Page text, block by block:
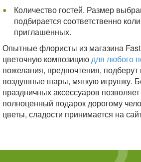
Количество гостей. Размер
подбирается соответственно
приглашенных.
Опытные флористы из магазина
цветочную композициюдля любого
пожелания, предпочтения, подберут
воздушные шары, мягкую игрушку.
праздничных аксессуаров
полноценный подарок дорогому
цветы, сладости принимается на